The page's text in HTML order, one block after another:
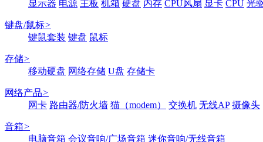
显示器 电源 主板 机箱 硬盘 内存 CPU风扇 显卡 CPU 光
键盘/鼠标>
键鼠套装 键盘 鼠标
存储>
移动硬盘 网络存储 U盘 存储卡
网络产品>
网卡 路由器/防火墙 猫（modem） 交换机 无线AP 摄像头
音箱>
电脑音箱 会议音响/广场音箱 迷你音响/无线音箱